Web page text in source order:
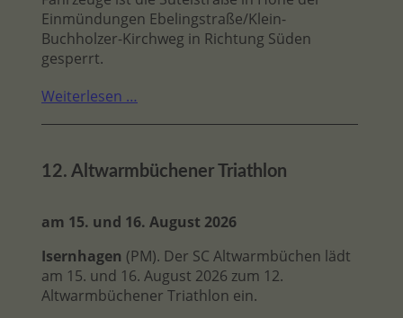
Einmündungen Ebelingstraße/Klein-
Buchholzer-Kirchweg in Richtung Süden
gesperrt.
Weiterlesen …
12. Altwarmbüchener Triathlon
am 15. und 16. August 2026
Isernhagen (PM). Der SC Altwarmbüchen lädt
am 15. und 16. August 2026 zum 12.
Altwarmbüchener Triathlon ein.